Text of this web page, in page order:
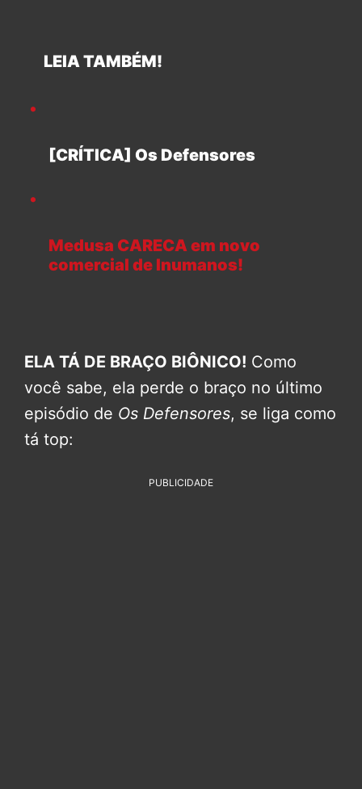
LEIA TAMBÉM!
[CRÍTICA] Os Defensores
Medusa CARECA em novo
comercial de Inumanos!
ELA TÁ DE BRAÇO BIÔNICO! Como
você sabe, ela perde o braço no último
episódio de Os Defensores, se liga como
tá top:
PUBLICIDADE